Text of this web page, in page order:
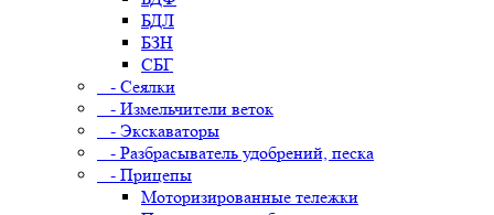
БДЛ
БЗН
СБГ
- Сеялки
- Измельчители веток
- Экскаваторы
- Разбрасыватель удобрений, песка
- Прицепы
Моторизированные тележки